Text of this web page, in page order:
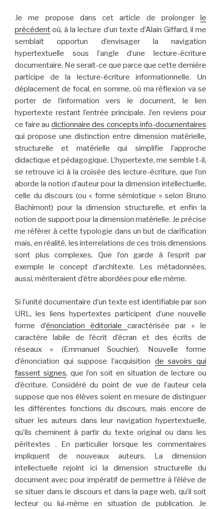
Je me propose dans cet article de prolonger le
précédent où, à la lecture d’un texte d’Alain Giffard, il me
semblait opportun d’envisager la navigation
hypertextuelle sous l’angle d’une lecture-écriture
documentaire. Ne serait-ce que parce que cette dernière
participe de la lecture-écriture informationnelle. Un
déplacement de focal, en somme, où ma réflexion va se
porter de l’information vers le document, le lien
hypertexte restant l’entrée principale. J’en reviens pour
ce faire au dictionnaire des concepts info-documentaires
qui propose une distinction entre dimension matérielle,
structurelle et matérielle qui simplifie l’approche
didactique et pédagogique. L’hypertexte, me semble t-il,
se retrouve ici à la croisée des lecture-écriture, que l’on
aborde la notion d’auteur pour la dimension intellectuelle,
celle du discours (ou « forme sémiotique » selon Bruno
Bachimont) pour la dimension structurelle, et enfin la
notion de support pour la dimension matérielle. Je précise
me référer à cette typologie dans un but de clarification
mais, en réalité, les interrelations de ces trois dimensions
sont plus complexes. Que l’on garde à l’esprit par
exemple le concept d’architexte. Les métadonnées,
aussi, mériteraient d’être abordées pour elle même.
Si l’unité documentaire d’un texte est identifiable par son
URL, les liens hypertextes participent d’une nouvelle
forme d’énonciation éditoriale caractérisée par « le
caractère labile de l’écrit d’écran et des écrits de
réseaux » (Emmanuel Souchier). Nouvelle forme
d’énonciation qui suppose l’acquisition de savoirs qui
fassent signes, que l’on soit en situation de lecture ou
d’écriture. Considéré du point de vue de l’auteur cela
suppose que nos élèves soient en mesure de distinguer
les différentes fonctions du discours, mais encore de
situer les auteurs dans leur navigation hypertextuelle,
qu’ils cheminent à partir du texte original ou dans les
péritextes . En particulier lorsque les commentaires
impliquent de nouveaux auteurs. La dimension
intellectuelle rejoint ici la dimension structurelle du
document avec pour impératif de permettre à l’élève de
se situer dans le discours et dans la page web, qu’il soit
lecteur ou lui-même en situation de publication. Je